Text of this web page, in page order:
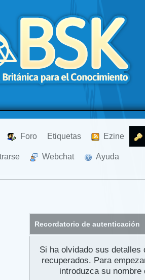
Foro Etiquetas Ezine
Webchat Ayuda
Recordatorio de autenticación
Si ha olvidado sus
recuperados. Para
introduzca su